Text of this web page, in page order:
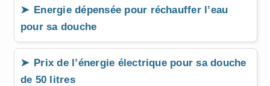
Energie dépensée pour réchauffer l’eau
pour sa douche
Prix de l’énergie électrique pour sa douche
de 50 litres